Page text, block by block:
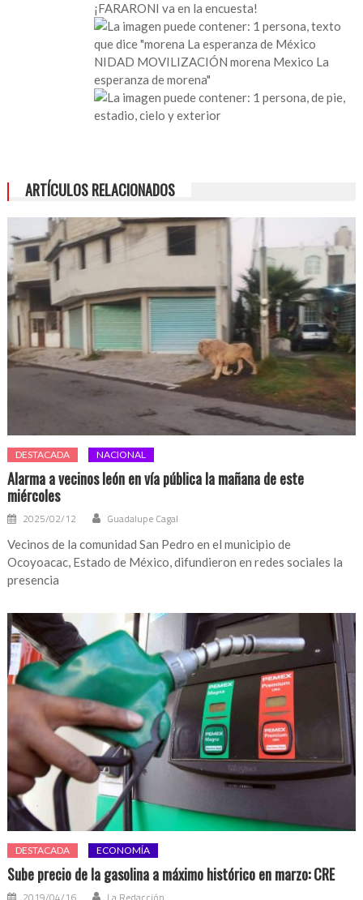
¡FARARONI va en la encuesta!
ARTÍCULOS RELACIONADOS
DESTACADA NACIONAL
Alarma a vecinos león en vía pública la mañana de este
miércoles
2025/02/12 Guadalupe Cagal
Vecinos de la comunidad San Pedro en el municipio de
Ocoyoacac, Estado de México, difundieron en redes sociales la
presencia
DESTACADA ECONOMÍA
Sube precio de la gasolina a máximo histórico en marzo: CRE
2019/04/16 La Redacción